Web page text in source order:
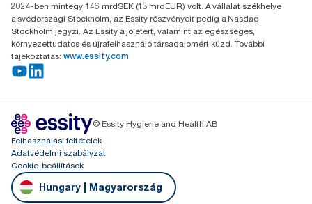
2024-ben mintegy 146 mrdSEK (13 mrdEUR) volt. A vállalat székhelye
a svédországi Stockholm, az Essity részvényeit pedig a Nasdaq
Stockholm jegyzi. Az Essity a jólétért, valamint az egészséges,
környezettudatos és újrafelhasználó társadalomért küzd. További
tájékoztatás: www.essity.com
© Essity Hygiene and Health AB
Felhasználási feltételek
Adatvédelmi szabályzat
Cookie-beállítások
Hungary | Magyarország